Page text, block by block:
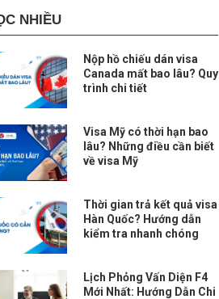
NHIỀU
Nộp hồ chiếu dán visa
Canada mất bao lâu? Quy
trình chi tiết
Visa Mỹ có thời hạn bao
lâu? Những điều cần biết
về visa Mỹ
Thời gian trả kết quả visa
Hàn Quốc? Hướng dẫn
kiểm tra nhanh chóng
Lịch Phỏng Vấn Diện F4
Mới Nhất: Hướng Dẫn Chi